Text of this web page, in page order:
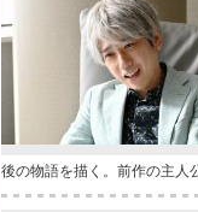
後の物語を描く。前作の主人